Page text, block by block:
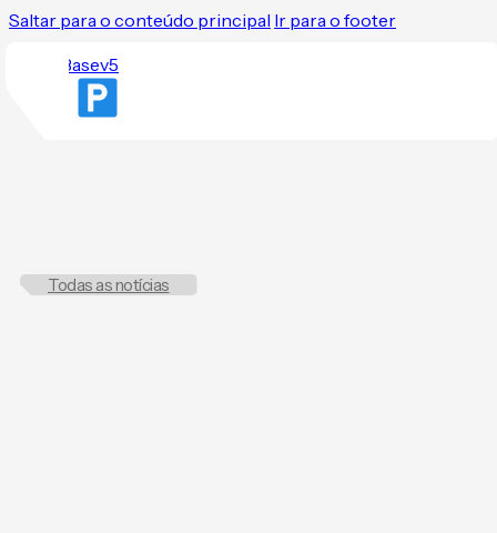
Saltar para o conteúdo principal Ir para o footer
Todas as notícias